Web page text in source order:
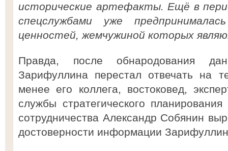
исторические артефакты. Ещё в
спецслужбами уже
ценностей, жемчужиной которых
Правда, после обнародования
Зарифуллина перестал отвечать на
менее его коллега, востоковед,
службы стратегического
сотрудничества Александр Собянин
достоверности информации